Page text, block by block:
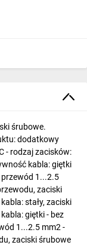
śrubowe.
dodatkowy
- rodzaj zacisków:
kabla: giętki
1...2.5
zaciski
stały, zaciski
giętki - bez
1...2.5 mm2 -
zaciski śrubowe